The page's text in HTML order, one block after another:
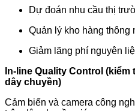
Dự đoán nhu cầu thị
Quản lý kho hàng thông
Giảm lãng phí nguyên
In-line Quality Control
dây chuyền)
Cảm biến và camera công